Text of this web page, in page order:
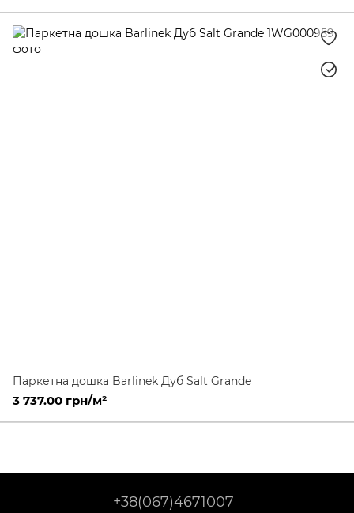
Паркетна дошка Barlinek Дуб Salt Grande
3 737.00 грн/м²
+38(067)4671007